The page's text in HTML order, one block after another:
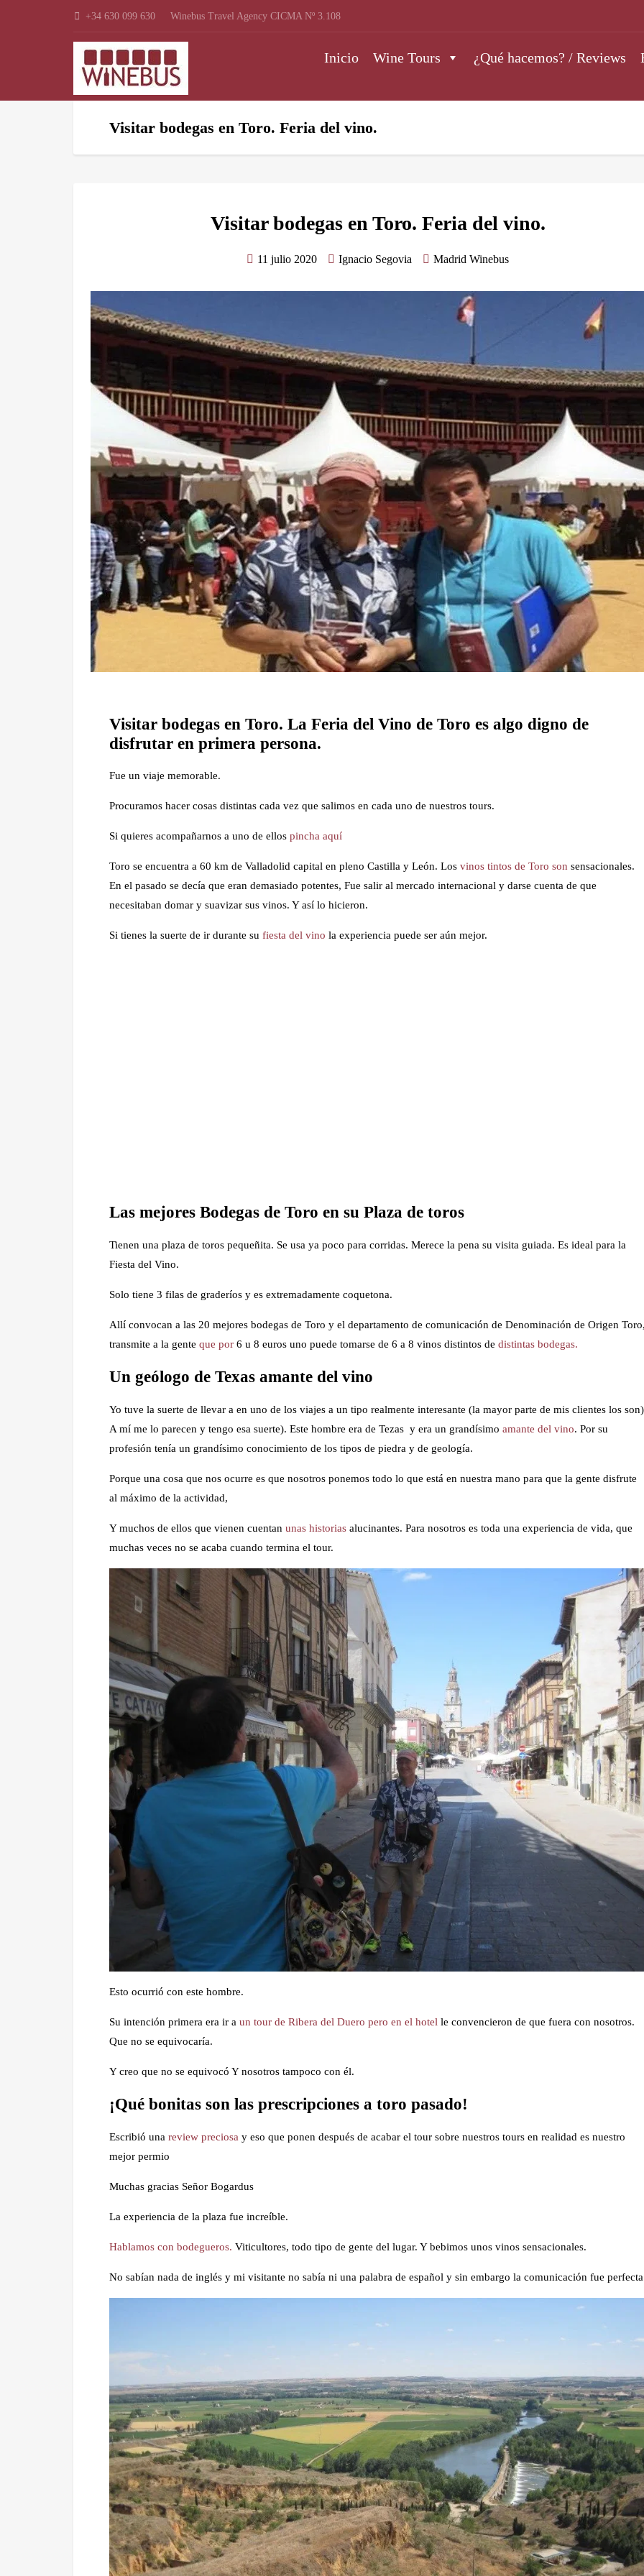
+34 630 099 630 Winebus Travel Agency CICMA Nº 3.108
Inicio Wine Tours ¿Qué hacemos? / Reviews
Visitar bodegas en Toro. Feria del vino.
Visitar bodegas en Toro. Feria del vino.
11 julio 2020 Ignacio Segovia Madrid Winebus
Visitar bodegas en Toro. La Feria del Vino de Toro es algo digno de
disfrutar en primera persona.
Fue un viaje memorable.
Procuramos hacer cosas distintas cada vez que salimos en cada uno de nuestros tours.
Si quieres acompañarnos a uno de ellos pincha aquí
Toro se encuentra a 60 km de Valladolid capital en pleno Castilla y León. Los vinos tintos de Toro son sensacionales.
En el pasado se decía que eran demasiado potentes, Fue salir al mercado internacional y darse cuenta de que
necesitaban domar y suavizar sus vinos. Y así lo hicieron.
Si tienes la suerte de ir durante su fiesta del vino la experiencia puede ser aún mejor.
Las mejores Bodegas de Toro en su Plaza de toros
Tienen una plaza de toros pequeñita. Se usa ya poco para corridas. Merece la pena su visita guiada. Es ideal para la
Fiesta del Vino.
Solo tiene 3 filas de graderíos y es extremadamente coquetona.
Allí convocan a las 20 mejores bodegas de Toro y el departamento de comunicación de Denominación de Origen
transmite a la gente que por 6 u 8 euros uno puede tomarse de 6 a 8 vinos distintos de distintas bodegas.
Un geólogo de Texas amante del vino
Yo tuve la suerte de llevar a en uno de los viajes a un tipo realmente interesante (la mayor parte de mis clientes los son)
A mí me lo parecen y tengo esa suerte). Este hombre era de Tezas y era un grandísimo amante del vino. Por su
profesión tenía un grandísimo conocimiento de los tipos de piedra y de geología.
Porque una cosa que nos ocurre es que nosotros ponemos todo lo que está en nuestra mano para que la gente disfrute
al máximo de la actividad,
Y muchos de ellos que vienen cuentan unas historias alucinantes. Para nosotros es toda una experiencia de vida, que
muchas veces no se acaba cuando termina el tour.
Esto ocurrió con este hombre.
Su intención primera era ir a un tour de Ribera del Duero pero en el hotel le convencieron de que fuera con nosotros.
Que no se equivocaría.
Y creo que no se equivocó Y nosotros tampoco con él.
¡Qué bonitas son las prescripciones a toro pasado!
Escribió una review preciosa y eso que ponen después de acabar el tour sobre nuestros tours en realidad es nuestro
mejor permio
Muchas gracias Señor Bogardus
La experiencia de la plaza fue increíble.
Hablamos con bodegueros. Viticultores, todo tipo de gente del lugar. Y bebimos unos vinos sensacionales.
No sabían nada de inglés y mi visitante no sabía ni una palabra de español y sin embargo la comunicación fue